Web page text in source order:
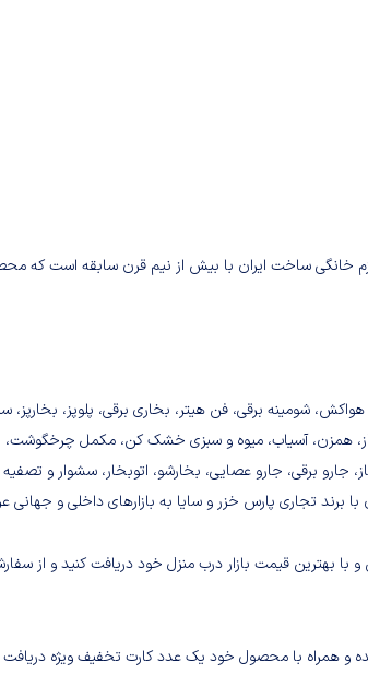
خانگی ساخت ایران با بیش از نیم قرن سابقه است که
دیواری و سقفی، هواکش، شومینه برقی، فن هیتر، بخاری برقی، پلوپز، بخارپز،
همزن، آسیاب، میوه و سبزی خشک کن، مکمل چرخگوشت،
جارو برقی، جارو عصایی، بخارشو، اتوبخار، سشوار و تصفیه
این شرکت از سال ۱۳۴۷ تا ۱۳۶۱ با برند پارس توشیبا و از سال ۱۳۶۱ تاکنون با برند تجاری پارس خزر و سایا به بازارهای داخلی و
با بهترین قیمت بازار درب منزل خود دریافت کنید و از
شده و همراه با محصول خود یک عدد کارت تخفیف ویژه دریافت